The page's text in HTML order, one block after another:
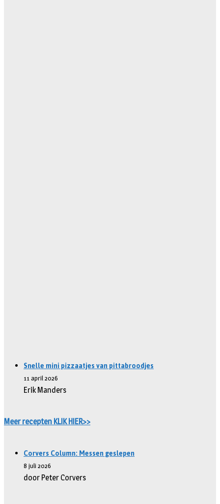
Snelle mini pizzaatjes van pittabroodjes
11 april 2026
Erik Manders
Meer recepten KLIK HIER>>
Corvers Column: Messen geslepen
8 juli 2026
door Peter Corvers